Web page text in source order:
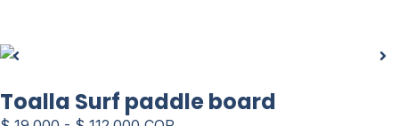
Toalla Surf paddle board